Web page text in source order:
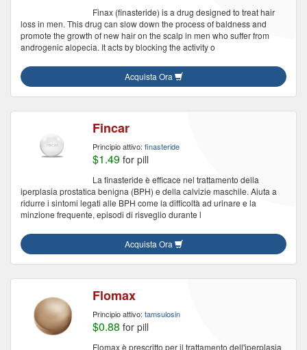
Finax (finasteride) is a drug designed to treat hair
loss in men. This drug can slow down the process of baldness and
promote the growth of new hair on the scalp in men who suffer from
androgenic alopecia. It acts by blocking the activity o
Acquista Ora
Fincar
Principio attivo: finasteride
$1.49 for pill
La finasteride è efficace nel trattamento della
iperplasia prostatica benigna (BPH) e della calvizie maschile. Aiuta a
ridurre i sintomi legati alle BPH come la difficoltà ad urinare e la
minzione frequente, episodi di risveglio durante l
Acquista Ora
Flomax
Principio attivo: tamsulosin
$0.88 for pill
Flomax è prescritto per il trattamento dell'iperplasia